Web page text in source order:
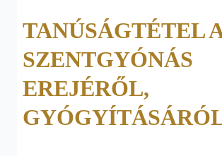
TANÚSÁGTÉTEL
SZENTGYÓNÁS
EREJÉRŐL,